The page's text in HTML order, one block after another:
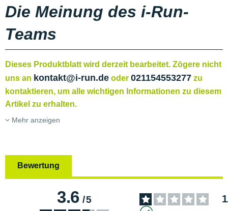
Die Meinung des i-Run-
Teams
Dieses Produktblatt wird derzeit bearbeitet. Zögere nicht
uns an kontakt@i-run.de oder 021154553277 zu
kontaktieren, um alle wichtigen Informationen zu diesem
Artikel zu erhalten.
Mehr anzeigen
Bewertung
3.6/5 1